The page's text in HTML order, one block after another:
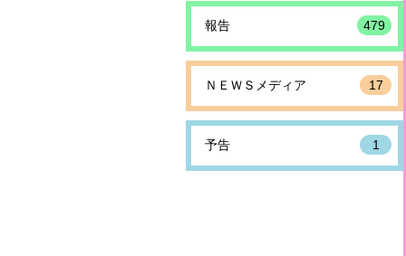
報告 479
ＮＥＷＳメディア 17
予告 1